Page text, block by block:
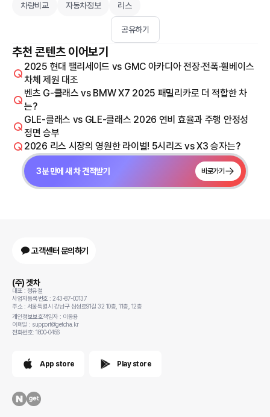
차량비교 자동차정보 리스
공유하기
추천 콘텐츠 이어보기
2025 현대 팰리세이드 vs GMC 아카디아 전장·전폭·휠베이스
차체 제원 대조
벤츠 G-클래스 vs BMW X7 2025 패밀리카로 더 적합한 차
는?
GLE-클래스 vs GLE-클래스 2026 연비 효율과 주행 안정성
정면 승부
2026 리스 시장의 영원한 라이벌! 5시리즈 vs X3 승자는?
3분 만에 새 차 견적받기 바로가기
고객센터 문의하기
(주) 겟차
대표 : 정유철
사업자등록번호 : 243-87-00137
주소 : 서울특별시 강남구 삼성로91길 32 10층, 11층, 12층
개인정보보호책임자 : 이동용
이메일 : support@getcha.kr
전화번호: 1800-0456
App store Play store